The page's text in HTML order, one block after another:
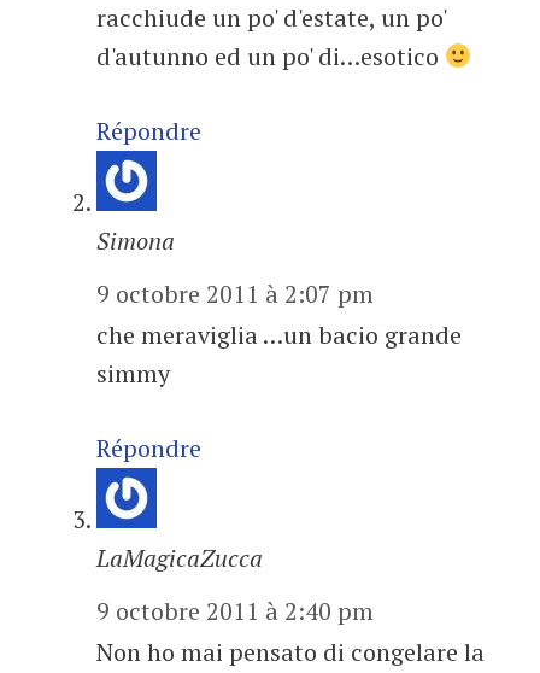
racchiude un po' d'estate, un po'
d'autunno ed un po' di…esotico
Répondre
Simona
9 octobre 2011 à 2:07 pm
che meraviglia …un bacio grande
simmy
Répondre
LaMagicaZucca
9 octobre 2011 à 2:40 pm
Non ho mai pensato di congelare la